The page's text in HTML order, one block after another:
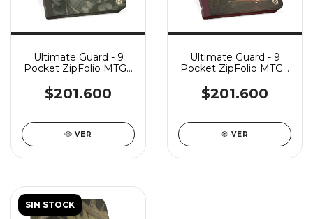
Ultimate Guard - 9
Pocket ZipFolio MTG -
of Weaving
$201.600
VER
Ultimate Guard - 9
Pocket ZipFolio MTG -
of Loss
$201.600
VER
SIN STOCK